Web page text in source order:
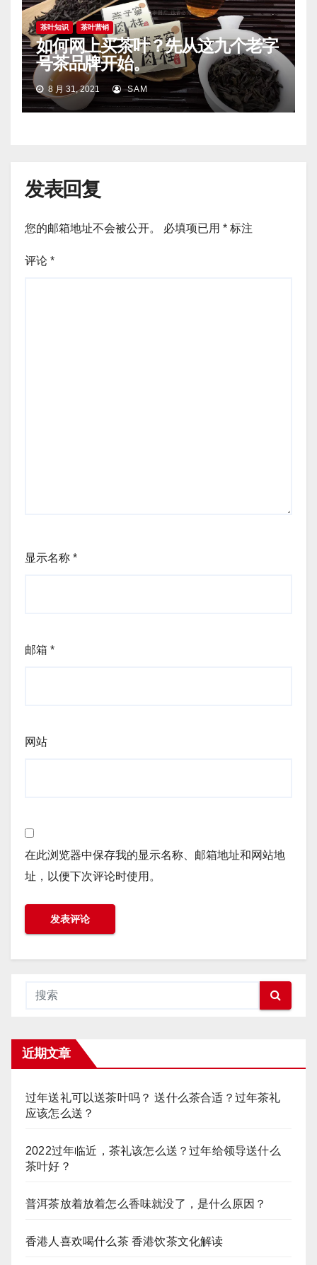
茶叶知识 茶叶营销
如何网上买茶叶？先从这九个老字
号茶品牌开始。
8 月 31, 2021 SAM
发表回复
您的邮箱地址不会被公开。 必填项已用 * 标注
评论 *
显示名称 *
邮箱 *
网站
在此浏览器中保存我的显示名称、邮箱地址和网站地
址，以便下次评论时使用。
近期文章
过年送礼可以送茶叶吗？ 送什么茶合适？过年茶礼
应该怎么送？
2022过年临近，茶礼该怎么送？过年给领导送什么
茶叶好？
普洱茶放着放着怎么香味就没了，是什么原因？
香港人喜欢喝什么茶 香港饮茶文化解读